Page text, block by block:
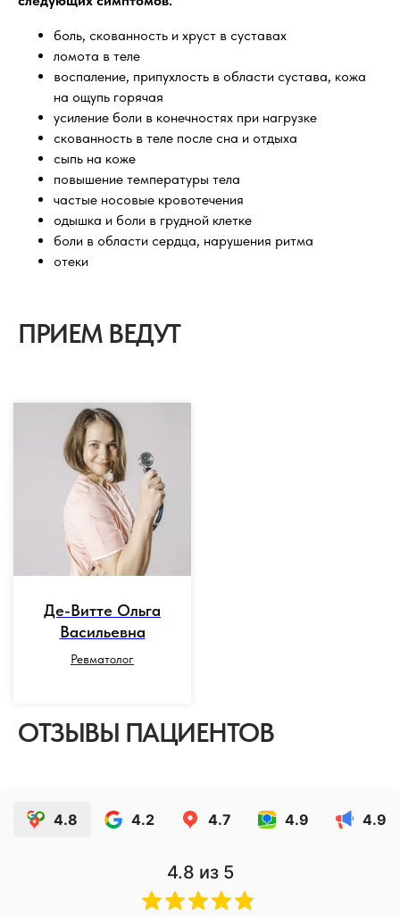
боль, скованность и хруст в суставах
ломота в теле
воспаление, припухлость в области сустава, кожа
на ощупь горячая
усиление боли в конечностях при нагрузке
скованность в теле после сна и отдыха
сыпь на коже
повышение температуры тела
частые носовые кровотечения
одышка и боли в грудной клетке
боли в области сердца, нарушения ритма
отеки
ПРИЕМ ВЕДУТ
Де-Витте Ольга
Васильевна
Ревматолог
ОТЗЫВЫ ПАЦИЕНТОВ
4.8 4.2 4.7 4.9 4.9
4.8 из 5